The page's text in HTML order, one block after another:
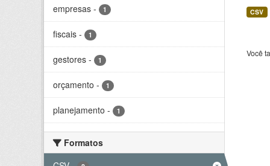
empresas - 1
fiscais - 1
gestores - 1
orçamento - 1
planejamento - 1
Formatos
CSV
Você